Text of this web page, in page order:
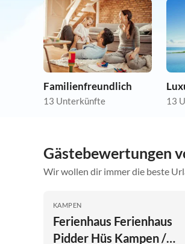
Familienfreundlich
13 Unterkünfte 13
Gästebewertungen
Wir wollen dir immer die beste
KAMPEN
Ferienhaus Ferienhaus
Pidder Hüs Kampen /